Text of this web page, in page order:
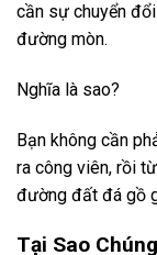
cần sự chuyển
đường mòn.
Nghĩa là sao?
Bạn không cần
ra công viên, rồi
đường đất đá gồ
Tại Sao